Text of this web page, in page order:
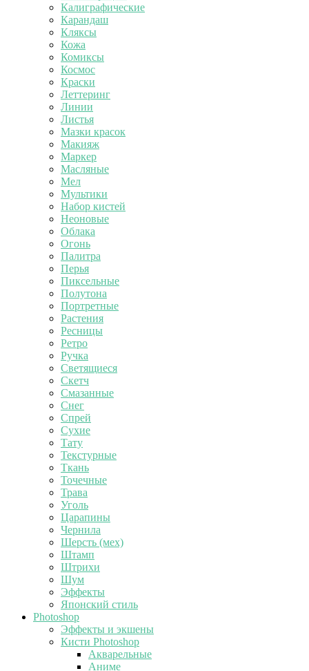
Калиграфические
Карандаш
Кляксы
Кожа
Комиксы
Космос
Краски
Леттеринг
Линии
Листья
Мазки красок
Макияж
Маркер
Масляные
Мел
Мультики
Набор кистей
Неоновые
Облака
Огонь
Палитра
Перья
Пиксельные
Полутона
Портретные
Растения
Ресницы
Ретро
Ручка
Светящиеся
Скетч
Смазанные
Снег
Спрей
Сухие
Тату
Текстурные
Ткань
Точечные
Трава
Уголь
Царапины
Чернила
Шерсть (мех)
Штамп
Штрихи
Шум
Эффекты
Японский стиль
Photoshop
Эффекты и экшены
Кисти Photoshop
Акварельные
Аниме